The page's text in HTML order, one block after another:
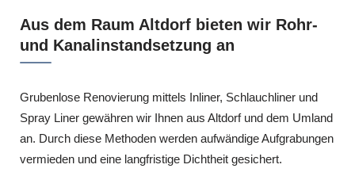
Aus dem Raum Altdorf bieten wir Rohr-
und Kanalinstandsetzung an
Grubenlose Renovierung mittels Inliner, Schlauchliner und
Spray Liner gewähren wir Ihnen aus Altdorf und dem Umland
an. Durch diese Methoden werden aufwändige Aufgrabungen
vermieden und eine langfristige Dichtheit gesichert.